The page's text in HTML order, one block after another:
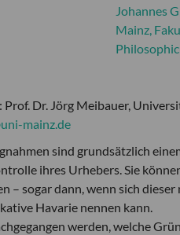
Johannes
Mainz,
Dr. Jörg Meibauer,
mainz.de
sind grundsätzlich
ihres Urhebers. Sie
– sogar dann, wenn sich
Havarie nennen kann.
werden, welche